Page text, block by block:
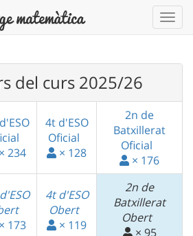
del curs 2025/26
× 234
4t d'ESO
Oficial
× 128
2n de
Batxillerat
Oficial
× 176
× 173
4t d'ESO
Obert
× 119
2n de
Batxillerat
Obert
× 95